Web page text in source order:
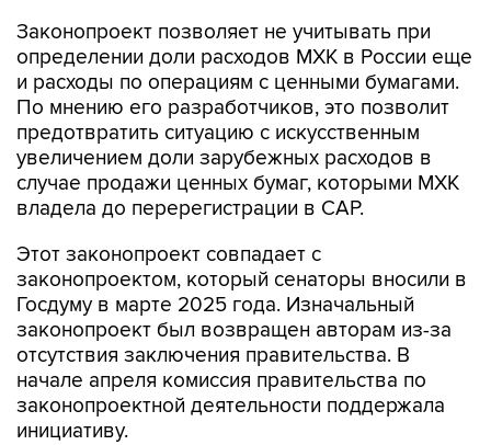
Законопроект позволяет не учитывать при
определении доли расходов МХК в России еще
и расходы по операциям с ценными бумагами.
По мнению его разработчиков, это позволит
предотвратить ситуацию с искусственным
увеличением доли зарубежных расходов в
случае продажи ценных бумаг, которыми МХК
владела до перерегистрации в САР.
Этот законопроект совпадает с
законопроектом, который сенаторы вносили в
Госдуму в марте 2025 года. Изначальный
законопроект был возвращен авторам из-за
отсутствия заключения правительства. В
начале апреля комиссия правительства по
законопроектной деятельности поддержала
инициативу.